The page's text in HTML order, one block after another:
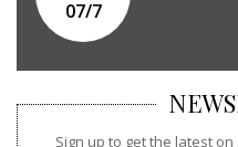
07/7
Sign up to get the latest